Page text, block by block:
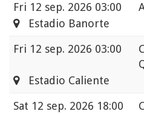
Fri 12 sep. 2026 03:00
Estadio Banorte
Fri 12 sep. 2026 03:00
Estadio Caliente
Sat 12 sep. 2026 18:00